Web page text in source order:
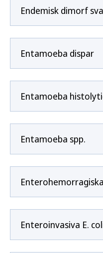
Endemisk dimorf
Entamoeba dispar
Entamoeba
Entamoeba spp.
Enterohemorragiska
Enteroinvasiva E.